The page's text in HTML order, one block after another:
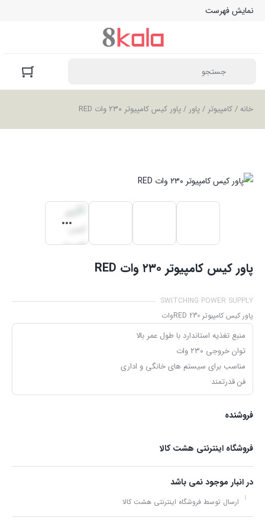
نمایش فهرست
خانه /کامپیوتر /پاور / پاور کیس کامپیوتر ۲۳۰ وات RED
پاور کیس کامپیوتر ۲۳۰ وات RED
SWITCHING POWER SUPPLY
پاور کیس کامپیوتر RED 230وات
منبع تغذیه استاندارد با طول عمر بالا
توان خروجی ۲۳۰ وات
مناسب برای سیستم های خانگی و اداری
فن قدرتمند
فروشنده
فروشگاه اینترنتی هشت کالا
در انبار موجود نمی باشد
ارسال توسط فروشگاه اینترنتی هشت کالا